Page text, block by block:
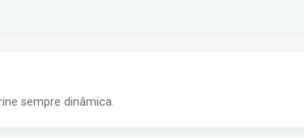
sempre dinâmica.